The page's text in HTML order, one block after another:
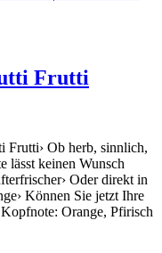
Frutti
Frutti› Ob herb, sinnlich,
lässt keinen Wunsch
Oder direkt in
Können Sie jetzt Ihre
Orange, Pfirisch